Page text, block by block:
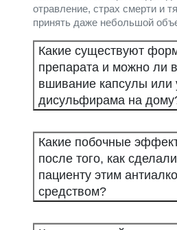
отравление, страх смерти и
принять даже небольшой
Какие существуют
препарата и можно ли
вшивание капсулы или
дисульфирама на
Какие побочные
после того, как
пациенту этим
средством?